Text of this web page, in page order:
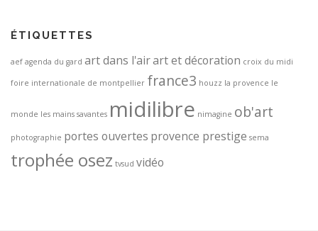
ÉTIQUETTES
aef agenda du gard art dans l'airart et décoration croix du midi
foire internationale de montpellier france3 houzz la provence le
monde les mains savantes midilibre nimagine ob'art
photographie portes ouvertes provence prestige sema
trophée osez tvsud vidéo